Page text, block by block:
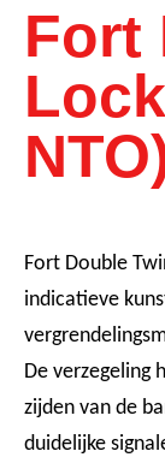
Fort
Fort Double
indicatieve
De verzegeling
zijden van de
duidelijke